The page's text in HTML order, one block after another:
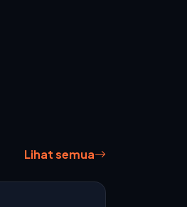
Lihat semua